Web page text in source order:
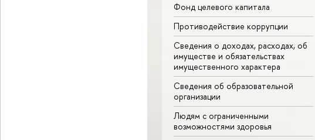
Фонд целевого капитала
Противодействие коррупции
Сведения о доходах, расходах, о
имуществе и обязательствах
имущественного характера
Сведения об образовательной
организации
Людям с ограниченными
озможностями здоровья